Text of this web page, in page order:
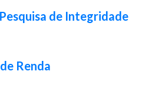
de Integridade
Renda